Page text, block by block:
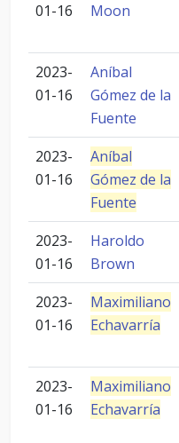
01-16
Moon
2023-
01-16
Aníbal
Gómez de la
Fuente
2023-
01-16
Aníbal
Gómez de la
Fuente
2023-
01-16
Haroldo
Brown
2023-
01-16
Maximiliano
Echavarría
2023-
01-16
Maximiliano
Echavarría